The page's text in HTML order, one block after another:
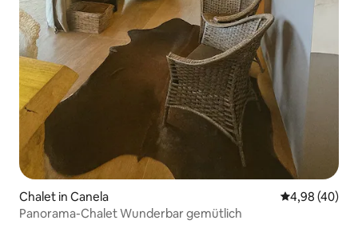
Chalet in Canela
4,98 (40)
Panorama-Chalet Wunderbar gemütlich